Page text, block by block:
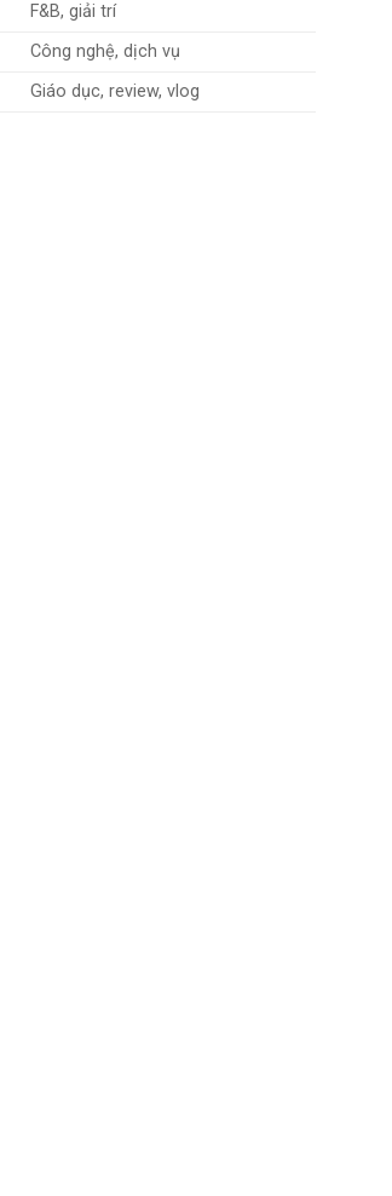
F&B, giải trí
Công nghệ, dịch vụ
Giáo dục, review, vlog